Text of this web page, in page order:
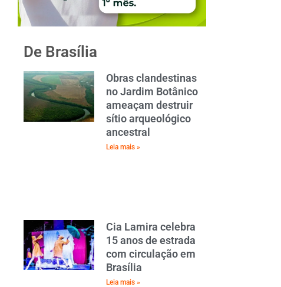
De Brasília
Obras clandestinas
no Jardim Botânico
ameaçam destruir
sítio arqueológico
ancestral
Leia mais »
Cia Lamira celebra
15 anos de estrada
com circulação em
Brasília
Leia mais »